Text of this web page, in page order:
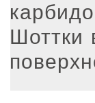
Шоттки